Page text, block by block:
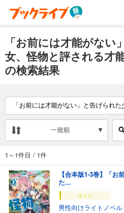
「お前には才能がない
女、怪物と評される才
の検索結果
一致順
1～1件目 / 1件
【合本版1-3巻】「
た...
ラノベ
男性向けライトノベル